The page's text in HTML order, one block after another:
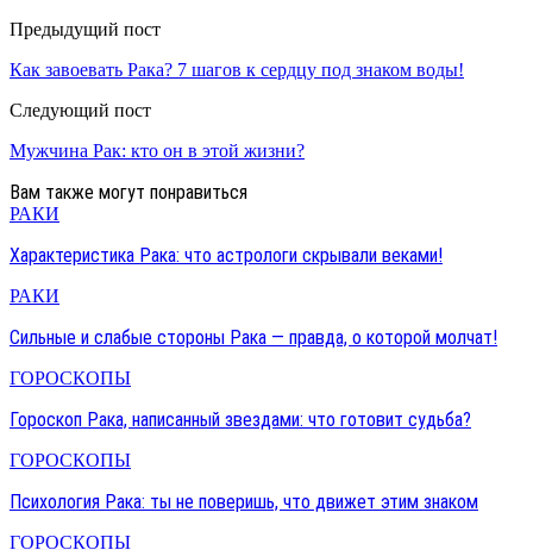
Предыдущий пост
Как завоевать Рака? 7 шагов к сердцу под знаком воды!
Следующий пост
Мужчина Рак: кто он в этой жизни?
Вам также могут понравиться
РАКИ
Характеристика Рака: что астрологи скрывали веками!
РАКИ
Сильные и слабые стороны Рака — правда, о которой молчат!
ГОРОСКОПЫ
Гороскоп Рака, написанный звездами: что готовит судьба?
ГОРОСКОПЫ
Психология Рака: ты не поверишь, что движет этим знаком
ГОРОСКОПЫ